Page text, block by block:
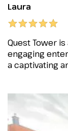
Laura
Quest Tower
engaging
a captivating